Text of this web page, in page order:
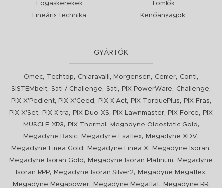
Fogaskerekek
Lineáris technika
Tömlők
Kenőanyagok
GYÁRTÓK
Omec, Techtop, Chiaravalli, Morgensen, Cemer, Conti,
SISTEMbelt, Sati / Challenge, Sati, PIX PowerWare, Challenge,
PIX X'Pedient, PIX X'Ceed , PIX X'Act, PIX TorquePlus, PIX Fras,
PIX X'Set, PIX X'tra, PIX Duo-XS, PIX Lawnmaster, PIX Force,
PIX
MUSCLE-XR3, PIX Thermal , Megadyne Oleostatic Gold ,
Megadyne Basic, Megadyne Esaflex, Megadyne XDV,
Megadyne Linea Gold , Megadyne Linea X, Megadyne Isoran,
Megadyne Isoran Gold , Megadyne Isoran Platinum,
Megadyne
Isoran RPP, Megadyne Isoran Silver2, Megadyne Megaflex,
Megadyne Megapower, Megadyne Megaflat, Megadyne RR,